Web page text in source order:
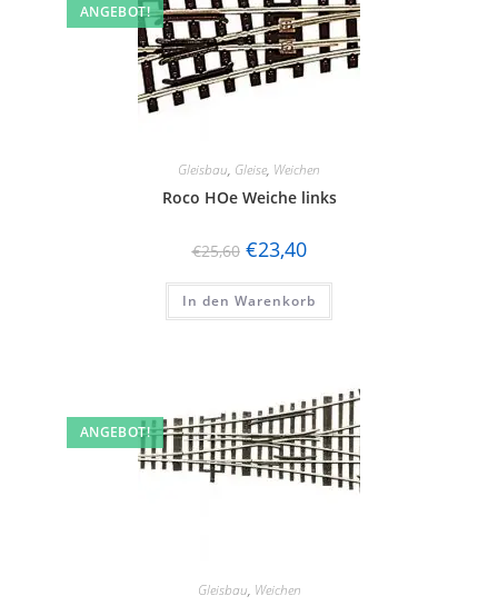
ANGEBOT!
Gleisbau, Gleise, Weichen
Roco HOe Weiche links
€25,60 €23,40
In den Warenkorb
ANGEBOT!
Gleisbau, Weichen